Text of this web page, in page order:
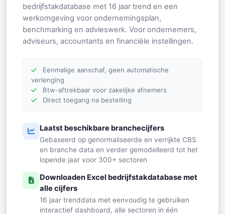
bedrijfstakdatabase met 16 jaar trend en een
werkomgeving voor ondernemingsplan,
benchmarking en advieswerk. Voor ondernemers,
adviseurs, accountants en financiële instellingen.
Eenmalige aanschaf, geen automatische
verlenging
Btw-aftrekbaar voor zakelijke afnemers
Direct toegang na bestelling
Laatst beschikbare branchecijfers
Gebaseerd op genormaliseerde en verrijkte CBS
en branche data en verder gemodelleerd tot het
lopende jaar voor 300+ sectoren
Downloaden Excel bedrijfstakdatabase met
alle cijfers
16 jaar trenddata met eenvoudig te gebruiken
interactief dashboard, alle sectoren in één